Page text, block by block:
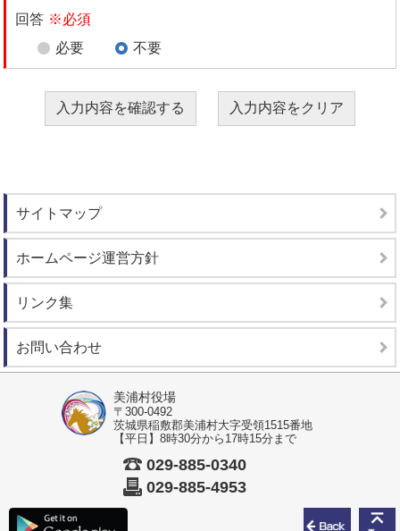
回答 ※必須
必要
不要
前の
サイトマップ
ホームページ運営方針
リンク集
お問い合わせ
美浦村役場
〒300-0492
茨城県稲敷郡美浦村大字受領1515番地
【平日】8時30分から17時15分まで
029-885-0340
029-885-4953